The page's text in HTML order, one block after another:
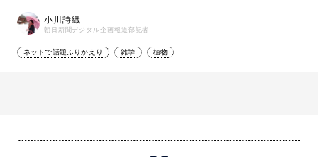
小川詩織
朝日新聞デジタル企画報道部記者
ネットで話題ふりかえり 雑学 植物